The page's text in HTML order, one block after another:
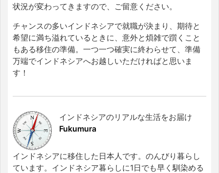
状況が変わってきますので、ご留意ください。
チャンスの多いインドネシアで就職が決まり、期待と
希望に満ち溢れているときに、意外と煩雑で躓くこと
もある移住の準備。一つ一つ確実に終わらせて、準備
万端でインドネシアへお越しいただければと思いま
す！
インドネシアのリアルな生活をお届け
Fukumura
インドネシアに移住した日本人です。のんびり暮らし
ています。インドネシア暮らしに1日でも早く馴染める